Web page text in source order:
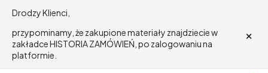
Drodzy Klienci,
przypominamy, że zakupione materiały znajdziecie w
zakładce HISTORIA ZAMÓWIEŃ, po zalogowaniu na
platformie.
×